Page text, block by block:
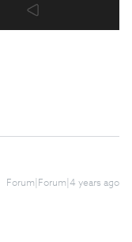
Forum|Forum|4 years ago